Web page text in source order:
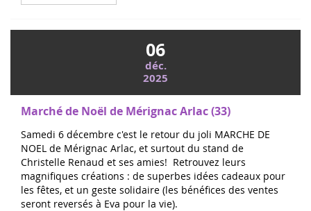
06
déc.
2025
Marché de Noël de Mérignac Arlac (33)
Samedi 6 décembre c'est le retour du joli MARCHE DE
NOEL de Mérignac Arlac, et surtout du stand de
Christelle Renaud et ses amies! Retrouvez leurs
magnifiques créations : de superbes idées cadeaux pour
les fêtes, et un geste solidaire (les bénéfices des ventes
seront reversés à Eva pour la vie).